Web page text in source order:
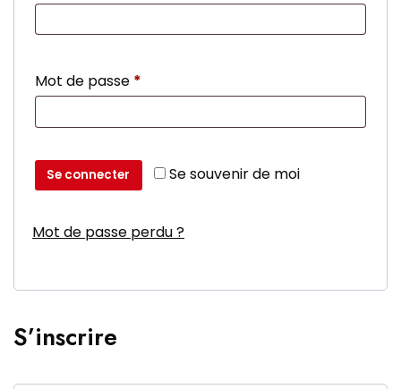
Mot de passe *
Se souvenir de moi
Se connecter
Mot de passe perdu ?
S’inscrire